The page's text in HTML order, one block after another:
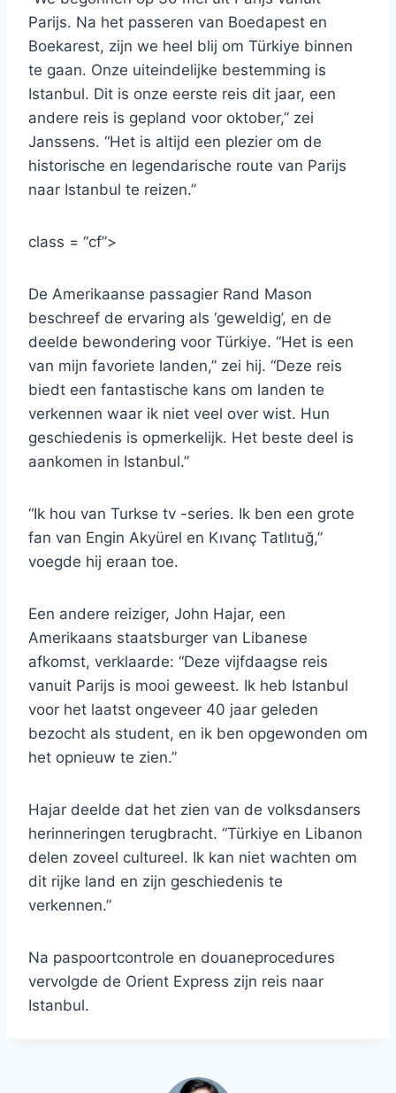
Parijs. Na het passeren van Boedapest en
Boekarest, zijn we heel blij om Türkiye binnen
te gaan. Onze uiteindelijke bestemming is
Istanbul. Dit is onze eerste reis dit jaar, een
andere reis is gepland voor oktober,” zei
Janssens. “Het is altijd een plezier om de
historische en legendarische route van Parijs
naar Istanbul te reizen.”
class = “cf”>
De Amerikaanse passagier Rand Mason
beschreef de ervaring als ‘geweldig’, en de
deelde bewondering voor Türkiye. “Het is een
van mijn favoriete landen,” zei hij. “Deze reis
biedt een fantastische kans om landen te
verkennen waar ik niet veel over wist. Hun
geschiedenis is opmerkelijk. Het beste deel is
aankomen in Istanbul.”
“Ik hou van Turkse tv -series. Ik ben een grote
fan van Engin Akyürel en Kıvanç Tatlıtuğ,”
voegde hij eraan toe.
Een andere reiziger, John Hajar, een
Amerikaans staatsburger van Libanese
afkomst, verklaarde: “Deze vijfdaagse reis
vanuit Parijs is mooi geweest. Ik heb Istanbul
voor het laatst ongeveer 40 jaar geleden
bezocht als student, en ik ben opgewonden om
het opnieuw te zien.”
Hajar deelde dat het zien van de volksdansers
herinneringen terugbracht. “Türkiye en Libanon
delen zoveel cultureel. Ik kan niet wachten om
dit rijke land en zijn geschiedenis te
verkennen.”
Na paspoortcontrole en douaneprocedures
vervolgde de Orient Express zijn reis naar
Istanbul.